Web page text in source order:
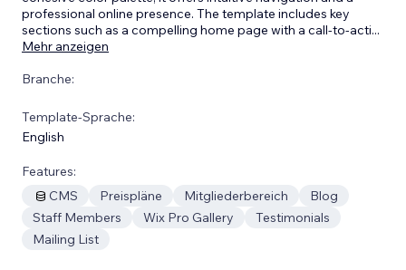
professional online presence. The template includes key
sections such as a compelling home page with a call-to-acti...
Mehr anzeigen
Branche:
Template-Sprache:
English
Features:
CMS
Preispläne Mitgliederbereich
Blog
Staff Members
Wix Pro Gallery
Testimonials
Mailing List